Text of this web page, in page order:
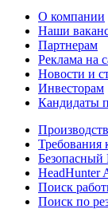
О компании
Наши
Партнерам
Реклама на
Новости и
Инвесторам
Кандидаты
Безопасный
HeadHunter
Поиск
Поиск по